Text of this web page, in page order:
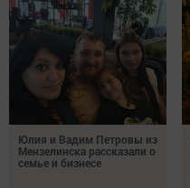
Юлия и Вадим Петровы из
Мензелинска рассказали о
семье и бизнесе